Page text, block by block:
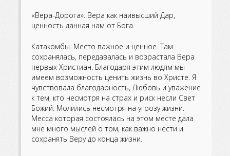
«Вера-Дорога». Вера как наивысший Дар,
ценность данная нам от Бога.
Катакомбы. Место важное и ценное. Там
сохранялась, передавалась и возрастала Вера
первых Христиан. Благодаря этим людям мы
имеем возможность ценить жизнь во Христе. Я
чувствовала благодарность, Любовь и уважение
к тем, кто несмотря на страх и риск несли Свет
Божий. Молились несмотря на угрозу жизни.
Месса которая состоялась на этом месте дала
мне много мыслей о том, как важно нести и
сохранять Веру до конца жизни.